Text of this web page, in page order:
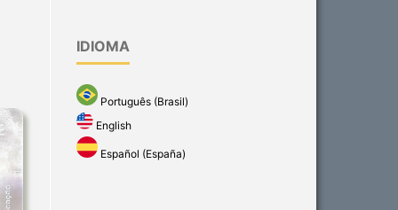
IDIOMA
Português (Brasil)
English
Español (España)